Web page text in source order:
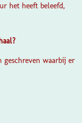
het heeft beleefd,
geschreven waarbij er